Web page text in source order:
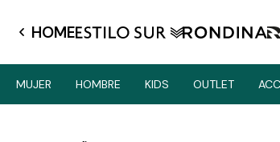
HOME
MUJER HOMBRE KIDS OUTLET